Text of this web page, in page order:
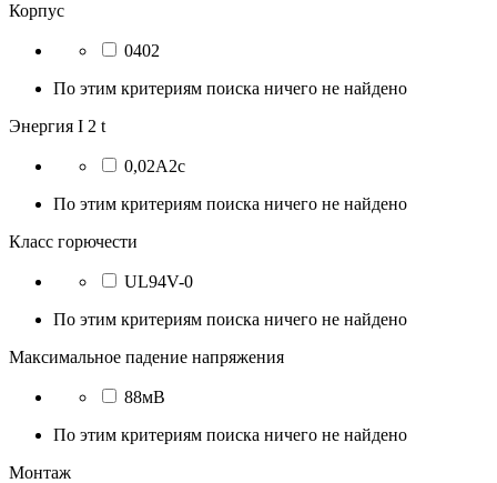
Корпус
0402
По этим критериям поиска ничего не найдено
Энергия I 2 t
0,02А2с
По этим критериям поиска ничего не найдено
Класс горючести
UL94V-0
По этим критериям поиска ничего не найдено
Максимальное падение напряжения
88мВ
По этим критериям поиска ничего не найдено
Монтаж